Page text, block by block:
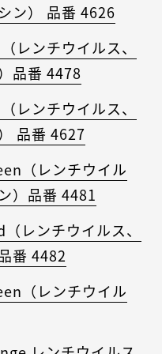
ン） 品番 4626
レンチウイルス、
品番 4478
レンチウイルス、
品番 4627
（レンチウイル
）品番 4481
レンチウイルス、
番 4482
（レンチウイル